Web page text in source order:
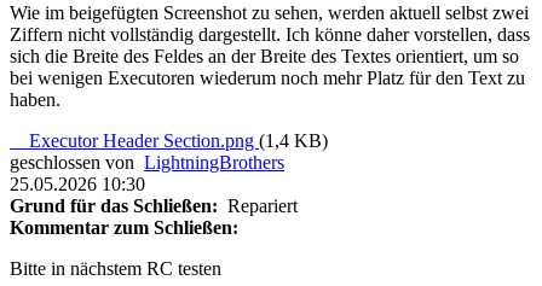
Wie im beigefügten Screenshot zu sehen, werden aktuell selbst zwei
Ziffern nicht vollständig dargestellt. Ich könne daher vorstellen, dass
sich die Breite des Feldes an der Breite des Textes orientiert, um so
bei wenigen Executoren wiederum noch mehr Platz für den Text zu
haben.
Executor Header Section.png (1,4 KB)
geschlossen von LightningBrothers
25.05.2026 10:30
Grund für das Schließen: Repariert
Kommentar zum Schließen:
Bitte in nächstem RC testen